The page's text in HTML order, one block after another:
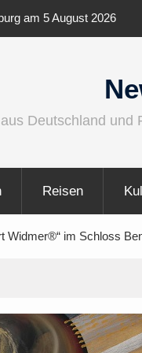
und
Deutschland und
Reisen
Widmer®“ im Schloss